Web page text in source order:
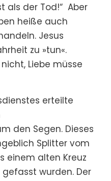
als der Tod!“ Aber
heiße auch
Jesus
zu »tun«.
Liebe müsse
erteilte
den Segen. Dieses
Splitter vom
einem alten Kreuz
wurden. Der